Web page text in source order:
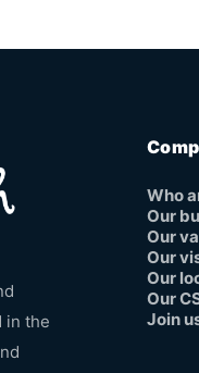
in the
Who
Our
Our
Our
Our
Our
Join